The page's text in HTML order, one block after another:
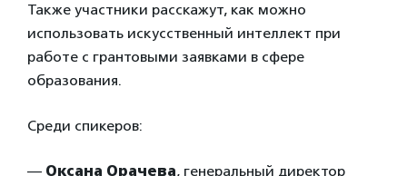
Также участники расскажут, как можно
использовать искусственный интеллект при
работе с грантовыми заявками в сфере
образования.
Среди спикеров:
— Оксана Орачева, генеральный директор